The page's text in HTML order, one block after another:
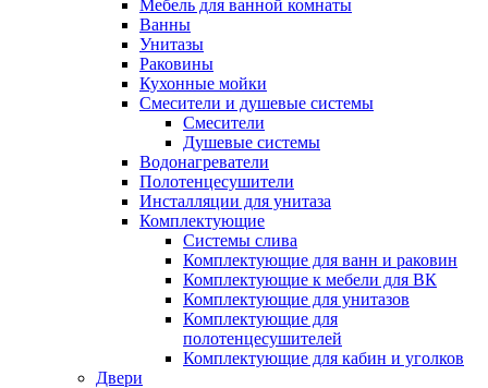
Мебель для ванной комнаты
Ванны
Унитазы
Раковины
Кухонные мойки
Смесители и душевые системы
Смесители
Душевые системы
Водонагреватели
Полотенцесушители
Инсталляции для унитаза
Комплектующие
Системы слива
Комплектующие для ванн и раковин
Комплектующие к мебели для ВК
Комплектующие для унитазов
Комплектующие для
полотенцесушителей
Комплектующие для кабин и уголков
Двери